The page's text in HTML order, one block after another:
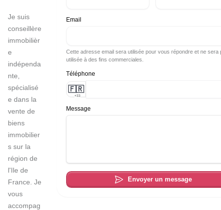
Je suis
conseillère
immobilièr
e
indépenda
nte,
spécialisé
e dans la
vente de
biens
immobilier
s sur la
région de
l'Ile de
France. Je
vous
accompag
Email
Cette adresse email sera utilisée pour vous répondre et ne sera
utilisée à des fins commerciales.
Téléphone
🇫🇷
+33
Message
Envoyer un message